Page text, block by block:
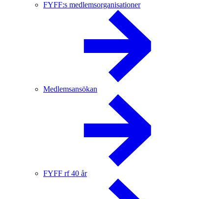
FYFF:s medlemsorganisationer
Medlemsansökan
FYFF rf 40 år